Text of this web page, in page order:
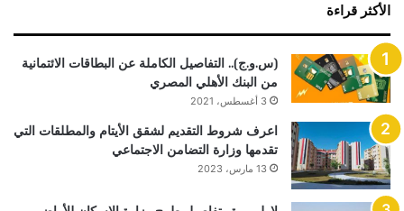
الأكثر قراءة
(س.و.ج).. التفاصيل الكاملة عن البطاقات الائتمانية
من البنك الأهلي المصري
3 أغسطس، 2021
اعرف شروط التقديم لشقق الأيتام والمطلقات التي
تقدمها وزارة التضامن الاجتماعي
13 مارس، 2023